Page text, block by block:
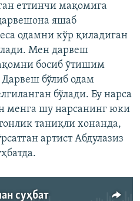
еттинчи мақомига
яшаб
одамни кўр қиладиган
Мен дарвеш
босиб ўтишим
бўлиб одам
бўлади. Бу нарса
менга шу нарсанинг юки
таниқли хонанда,
артист Абдулазиз
суҳбат